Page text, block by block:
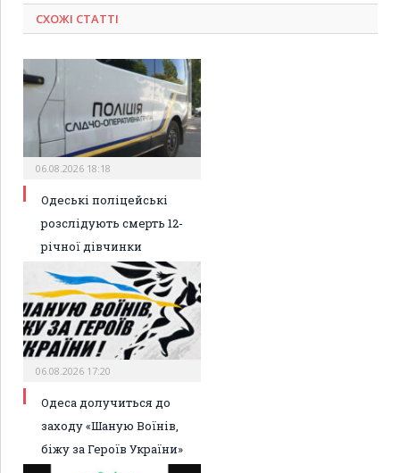
СХОЖІ СТАТТІ
06.08.2026 18:18
Одеські поліцейські
розслідують смерть 12-
річної дівчинки
06.08.2026 17:20
Одеса долучиться до
заходу «Шаную Воїнів,
біжу за Героїв України»